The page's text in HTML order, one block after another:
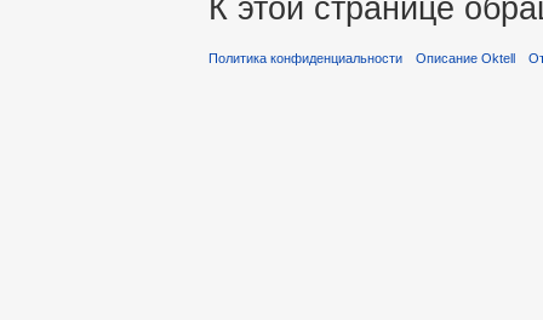
К этой странице
Политика конфиденциальности Описание Oktell